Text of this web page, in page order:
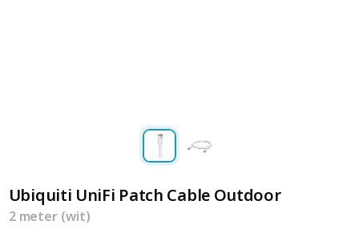
Ubiquiti UniFi Patch Cable Outdoor
2 meter (wit)